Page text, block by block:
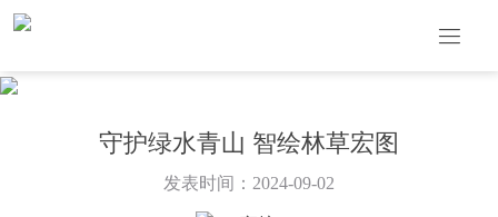
守护绿水青山 智绘林草宏图
发表时间：2024-09-02